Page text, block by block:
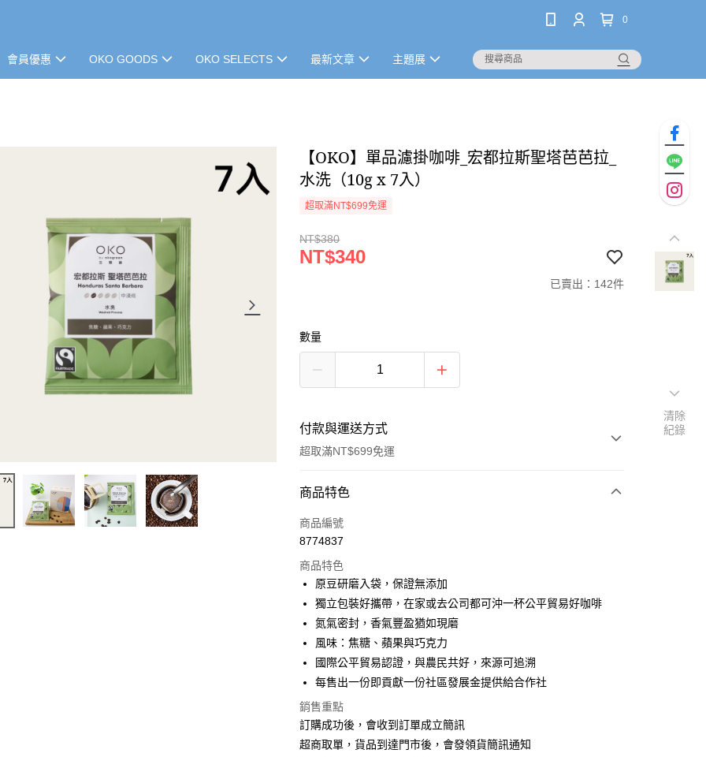
0
會員優惠 OKO GOODS OKO SELECTS 最新文章 主題展
【OKO】單品濾掛咖啡_宏都拉斯聖塔芭芭拉_
水洗（10g x 7入）
超取滿NT$699免運
NT$380
NT$340
已賣出：142件
數量
付款與運送方式
超取滿NT$699免運
付款方式
信用卡一次付款
3 期 0 利率 每期NT$113
合作金庫商業銀行
第一商業銀行
華南商業銀行
國泰世華商業銀行
臺灣中小企業銀行
台中商業銀行
匯豐（台灣）商業銀行
華泰商業銀行
聯邦商業銀行
玉山商業銀行
台新國際商業銀行
中國信託商業銀行
6 期 0 利率 每期NT$56 21家銀行
合作金庫商業銀行
華南商業銀行
上海商業儲蓄銀行
台北富邦商業銀行
臺灣中小企業銀行
台中商業銀行
匯豐（台灣）商業銀行
聯邦商業銀行
元大商業銀行
永豐商業銀行
超商取貨付款
Apple Pay
悠遊付
ATM付款
商品特色
商品編號
8774837
商品特色
原豆研磨入袋，保證無添加
獨立包裝好攜帶，在家或去公司都可沖一杯公平貿易好咖啡
氮氣密封，香氣豐盈猶如現磨
風味：焦糖、蘋果與巧克力
國際公平貿易認證，與農民共好，來源可追溯
每售出一份即貢獻一份社區發展金提供給合作社
銷售重點
訂購成功後，會收到訂單成立簡訊
超商取單，貨品到達門市後，會發領貨簡訊通知
清除
紀錄